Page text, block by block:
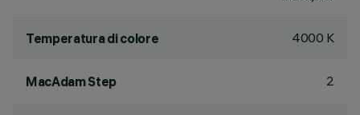
Temperatura di colore 4000 K
MacAdam Step 2